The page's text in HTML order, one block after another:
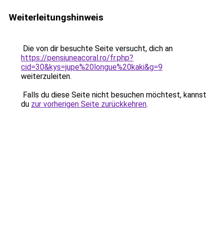
Weiterleitungshinweis
Die von dir besuchte Seite versucht, dich an
https://pensiuneacoral.ro/fr.php?
cid=30&kys=jupe%20longue%20kaki&g=9
weiterzuleiten.
Falls du diese Seite nicht besuchen möchtest, kannst
du zur vorherigen Seite zurückkehren.